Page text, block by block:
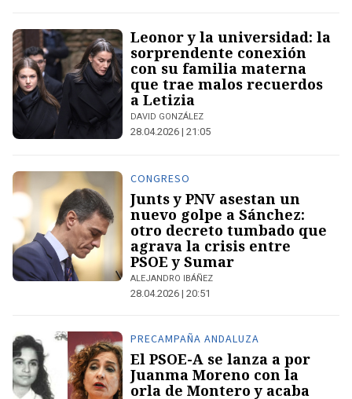
Leonor y la universidad: la
sorprendente conexión
con su familia materna
que trae malos recuerdos
a Letizia
DAVID GONZÁLEZ
28.04.2026 | 21:05
CONGRESO
Junts y PNV asestan un
nuevo golpe a Sánchez:
otro decreto tumbado que
agrava la crisis entre
PSOE y Sumar
ALEJANDRO IBÁÑEZ
28.04.2026 | 20:51
PRECAMPAÑA ANDALUZA
El PSOE-A se lanza a por
Juanma Moreno con la
orla de Montero y acaba